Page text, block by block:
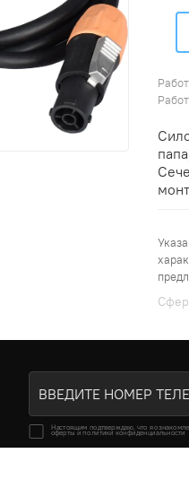
Настоящим подтверждаю, что я
оферты и политики конфиденциальности